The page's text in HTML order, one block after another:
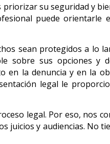
su seguridad y
puede
sean protegidos a lo
sobre sus opciones y
en la denuncia y en la
legal le
legal. Por eso, nos
juicios y audiencias. No